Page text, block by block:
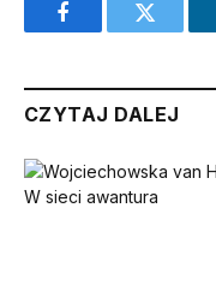
FacebookTwitter
CZYTAJ DALEJ